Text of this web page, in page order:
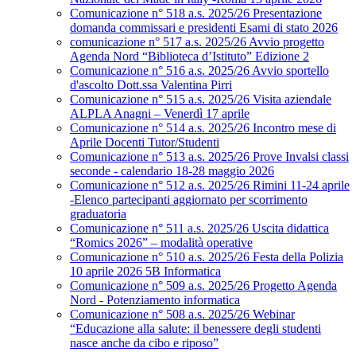
Comunicazione n° 518 a.s. 2025/26 Presentazione
domanda commissari e presidenti Esami di stato 2026
comunicazione n° 517 a.s. 2025/26 Avvio progetto
Agenda Nord “Biblioteca d’Istituto” Edizione 2
Comunicazione n° 516 a.s. 2025/26 Avvio sportello
d'ascolto Dott.ssa Valentina Pirri
Comunicazione n° 515 a.s. 2025/26 Visita aziendale
ALPLA Anagni – Venerdì 17 aprile
Comunicazione n° 514 a.s. 2025/26 Incontro mese di
Aprile Docenti Tutor/Studenti
Comunicazione n° 513 a.s. 2025/26 Prove Invalsi classi
seconde - calendario 18-28 maggio 2026
Comunicazione n° 512 a.s. 2025/26 Rimini 11-24 aprile
-Elenco partecipanti aggiornato per scorrimento
graduatoria
Comunicazione n° 511 a.s. 2025/26 Uscita didattica
“Romics 2026” – modalità operative
Comunicazione n° 510 a.s. 2025/26 Festa della Polizia
10 aprile 2026 5B Informatica
Comunicazione n° 509 a.s. 2025/26 Progetto Agenda
Nord - Potenziamento informatica
Comunicazione n° 508 a.s. 2025/26 Webinar
“Educazione alla salute: il benessere degli studenti
nasce anche da cibo e riposo”